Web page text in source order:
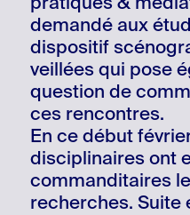
demandé aux
dispositif
veillées qui pose
question de
ces rencontres.
En ce début
disciplinaires ont
commanditaires
recherches. Suite